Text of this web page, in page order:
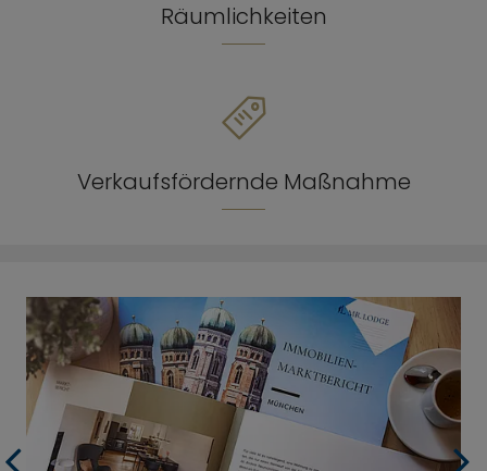
Räumlichkeiten
Verkaufsfördernde Maßnahme